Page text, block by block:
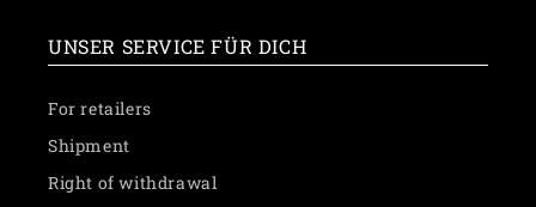
UNSER SERVICE FÜR DICH
For retailers
Shipment
Right of withdrawal